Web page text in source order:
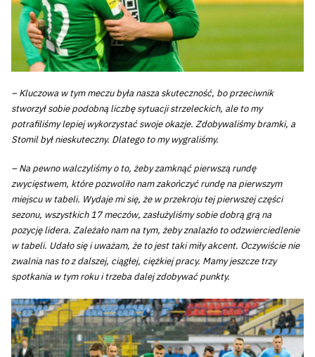
– Kluczowa w tym meczu była nasza skuteczność, bo przeciwnik
stworzył sobie podobną liczbę sytuacji strzeleckich, ale to my
potrafiliśmy lepiej wykorzystać swoje okazje. Zdobywaliśmy bramki, a
Stomil był nieskuteczny. Dlatego to my wygraliśmy.
– Na pewno walczyliśmy o to, żeby zamknąć pierwszą rundę
zwycięstwem, które pozwoliło nam zakończyć rundę na pierwszym
miejscu w tabeli. Wydaje mi się, że w przekroju tej pierwszej części
sezonu, wszystkich 17 meczów, zasłużyliśmy sobie dobrą grą na
pozycję lidera. Zależało nam na tym, żeby znalazło to odzwierciedlenie
w tabeli. Udało się i uważam, że to jest taki miły akcent. Oczywiście nie
zwalnia nas to z dalszej, ciągłej, ciężkiej pracy. Mamy jeszcze trzy
spotkania w tym roku i trzeba dalej zdobywać punkty.